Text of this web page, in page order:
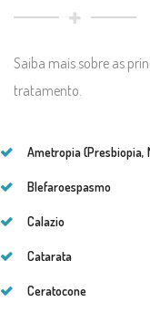
Saiba mais sobre as
tratamento.
Ametropia (Presbiopia,
Blefaroespasmo
Calazio
Catarata
Ceratocone